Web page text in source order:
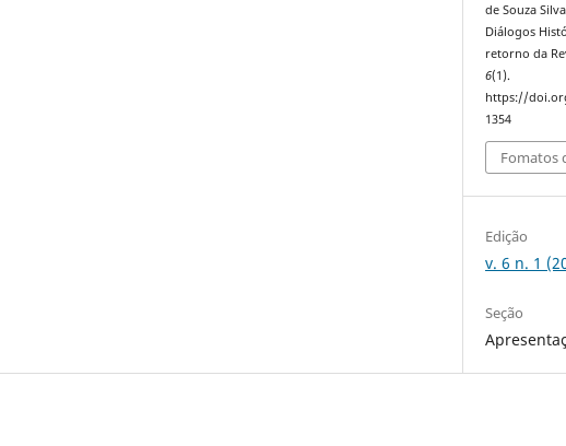
de Souza
Diálogos
retorno da
6(1).
https://
1354
Fomatos
Edição
v. 6 n. 1
Seção